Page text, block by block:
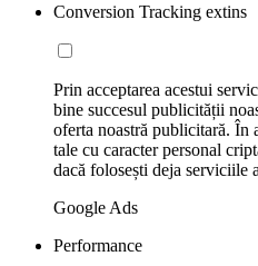
Conversion Tracking extins
Prin acceptarea acestui
bine succesul publicității
oferta noastră publicitară. În
tale cu caracter personal
dacă folosești deja serviciile
Google Ads
Performance